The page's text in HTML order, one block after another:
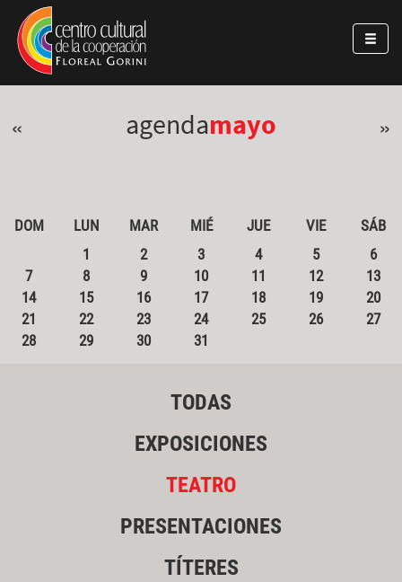
Pasar al contenido principal
Jump to main content
« agendamayo »
DOM LUN MAR MIÉ JUE VIE
SÁB
1
2 3 4 5
6
7
8 9 10 11 12
13
14
15 16 17 18 19
20
21
22 23 24 25 26
27
28
29 30 31
TODAS
EXPOSICIONES
TEATRO
PRESENTACIONES
TÍTERES